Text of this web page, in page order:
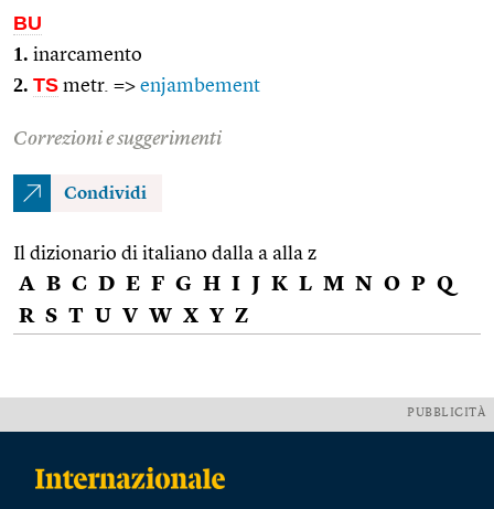
BU
1. inarcamento
2. TS metr. => enjambement
Correzioni e suggerimenti
Condividi
Il dizionario di italiano dalla a alla z
A B C D E F G H I J K L M N O P Q
R S T U V W X Y Z
PUBBLICITÀ